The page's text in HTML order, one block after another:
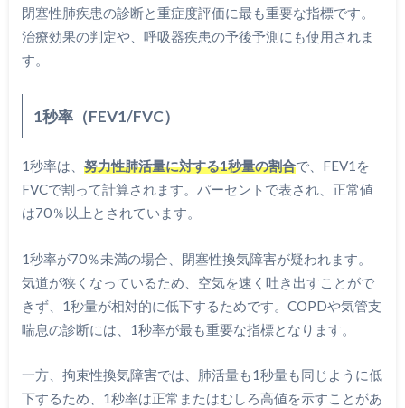
閉塞性肺疾患の診断と重症度評価に最も重要な指標です。
治療効果の判定や、呼吸器疾患の予後予測にも使用されま
す。
1秒率（FEV1/FVC）
1秒率は、 努力性肺活量に対する1秒量の割合で、FEV1を
FVCで割って計算されます。パーセントで表され、正常値
は70％以上とされています。
1秒率が70％未満の場合、閉塞性換気障害が疑われます。
気道が狭くなっているため、空気を速く吐き出すことがで
きず、1秒量が相対的に低下するためです。COPDや気管支
喘息の診断には、1秒率が最も重要な指標となります。
一方、拘束性換気障害では、肺活量も1秒量も同じように低
下するため、1秒率は正常またはむしろ高値を示すことがあ